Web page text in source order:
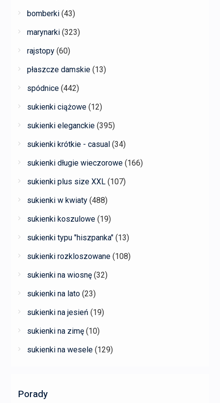
bomberki (43)
marynarki (323)
rajstopy (60)
płaszcze damskie (13)
spódnice (442)
sukienki ciążowe (12)
sukienki eleganckie (395)
sukienki krótkie - casual (34)
sukienki długie wieczorowe (166)
sukienki plus size XXL (107)
sukienki w kwiaty (488)
sukienki koszulowe (19)
sukienki typu "hiszpanka" (13)
sukienki rozkloszowane (108)
sukienki na wiosnę (32)
sukienki na lato (23)
sukienki na jesień (19)
sukienki na zimę (10)
sukienki na wesele (129)
Porady